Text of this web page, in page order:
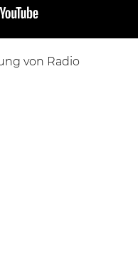
von Radio